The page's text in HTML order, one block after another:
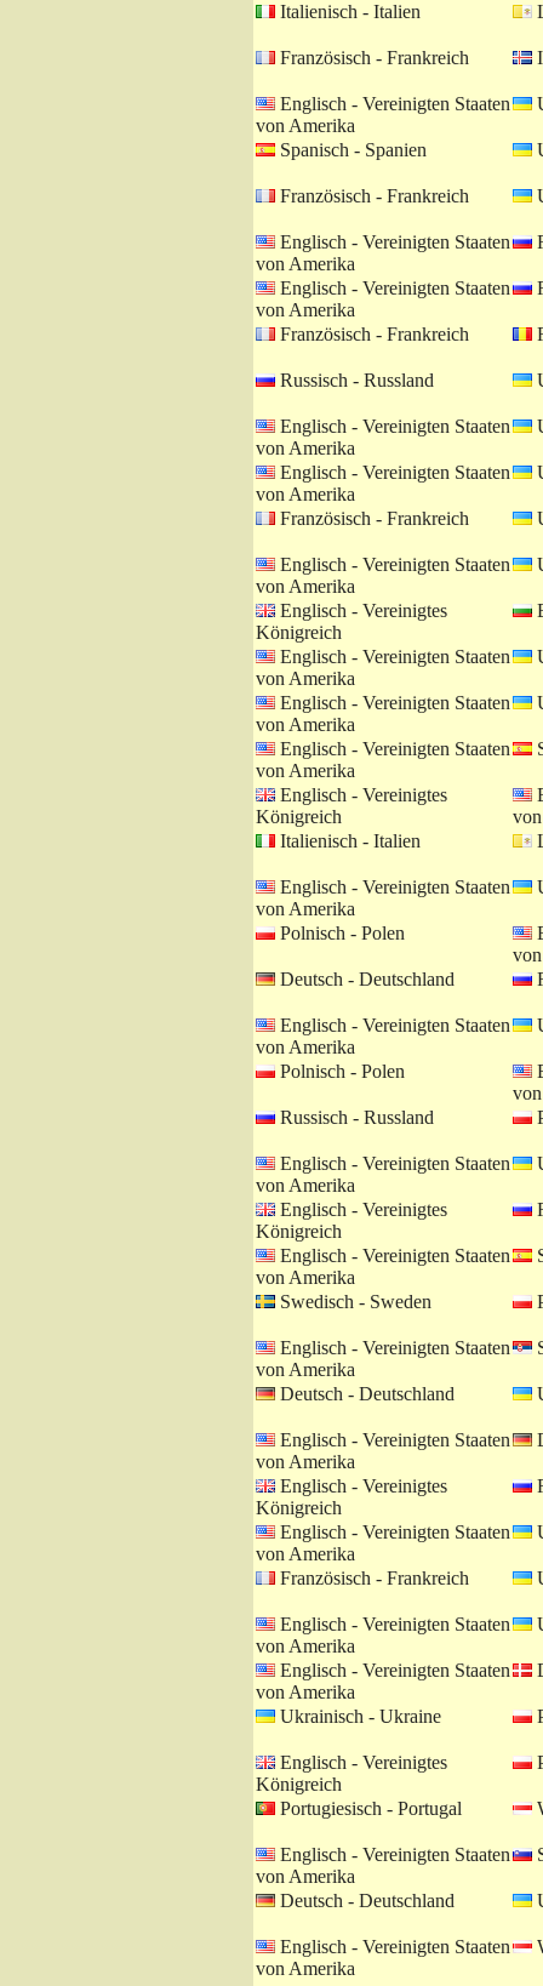
Italienisch - Italien
Französisch - Frankreich
Englisch - Vereinigten Staaten
von Amerika
Spanisch - Spanien
Französisch - Frankreich
Englisch - Vereinigten Staaten
von Amerika
Englisch - Vereinigten Staaten
von Amerika
Französisch - Frankreich
Russisch - Russland
Englisch - Vereinigten Staaten
von Amerika
Englisch - Vereinigten Staaten
von Amerika
Französisch - Frankreich
Englisch - Vereinigten Staaten
von Amerika
Englisch - Vereinigtes
Königreich
Englisch - Vereinigten Staaten
von Amerika
Englisch - Vereinigten Staaten
von Amerika
Englisch - Vereinigten Staaten
von Amerika
Englisch - Vereinigtes
Königreich
Italienisch - Italien
Englisch - Vereinigten Staaten
von Amerika
Polnisch - Polen
Deutsch - Deutschland
Englisch - Vereinigten Staaten
von Amerika
Polnisch - Polen
Russisch - Russland
Englisch - Vereinigten Staaten
von Amerika
Englisch - Vereinigtes
Königreich
Englisch - Vereinigten Staaten
von Amerika
Swedisch - Sweden
Englisch - Vereinigten Staaten
von Amerika
Deutsch - Deutschland
Englisch - Vereinigten Staaten
von Amerika
Englisch - Vereinigtes
Königreich
Englisch - Vereinigten Staaten
von Amerika
Französisch - Frankreich
Englisch - Vereinigten Staaten
von Amerika
Englisch - Vereinigten Staaten
von Amerika
Ukrainisch - Ukraine
Englisch - Vereinigtes
Königreich
Portugiesisch - Portugal
Englisch - Vereinigten Staaten
von Amerika
Deutsch - Deutschland
Englisch - Vereinigten Staaten
von Amerika